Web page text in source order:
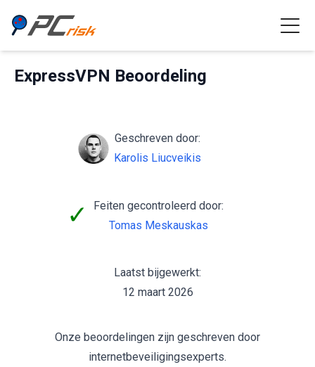
ExpressVPN Beoordeling
Geschreven door:
Karolis Liucveikis
✓
Feiten gecontroleerd door:
Tomas Meskauskas
Laatst bijgewerkt:
12 maart 2026
Onze beoordelingen zijn geschreven door
internetbeveiligingsexperts.